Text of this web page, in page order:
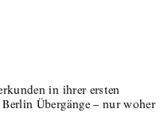
in ihrer ersten
Übergänge – nur woher